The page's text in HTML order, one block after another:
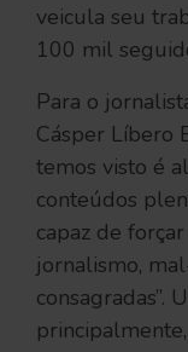
veicula seu
100 mil
Para o
Cásper Líbero
temos visto é
conteúdos
capaz de
jornalismo,
consagradas”.